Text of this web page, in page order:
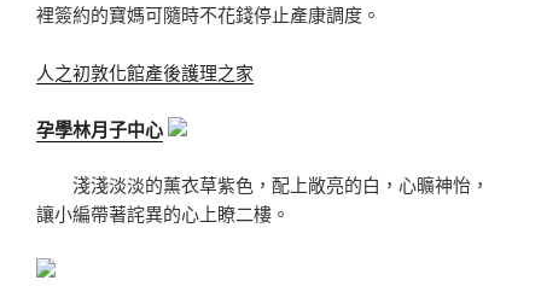
裡簽約的寶媽可隨時不花錢停止產康調度。
人之初敦化館產後護理之家
孕學林月子中心
淺淺淡淡的薰衣草紫色，配上敞亮的白，心曠神怡，
讓小編帶著詫異的心上瞭二樓。